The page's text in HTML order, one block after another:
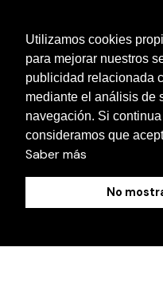
Utilizamos cookies
para mejorar nuestros
publicidad relacionada
mediante el análisis de
navegación. Si
consideramos que
Saber más
No
Serial number
Other cities
Contact us